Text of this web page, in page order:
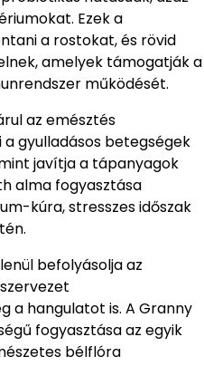
Ezek a
a rostokat, és rövid
amelyek támogatják a
működését.
az emésztés
gyulladásos betegségek
javítja a tápanyagok
alma fogyasztása
kúra, stresszes időszak
befolyásolja az
a hangulatot is. A Granny
fogyasztása az egyik
bélflóra